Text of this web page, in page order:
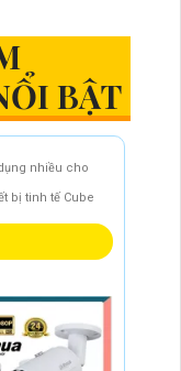
BẬT
nhiều cho
bị tinh tế Cube